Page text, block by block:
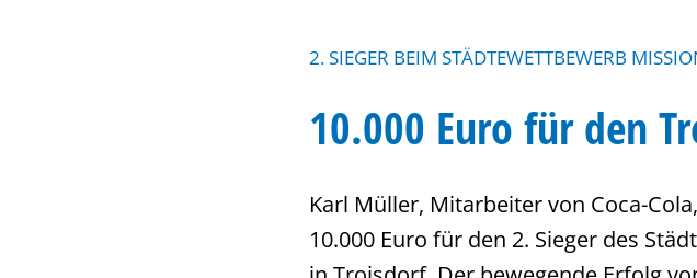
2. SIEGER BEIM STÄDTEWETTBEWERB
10.000 Euro für den
Karl Müller, Mitarbeiter von Coca-
10.000 Euro für den 2. Sieger des